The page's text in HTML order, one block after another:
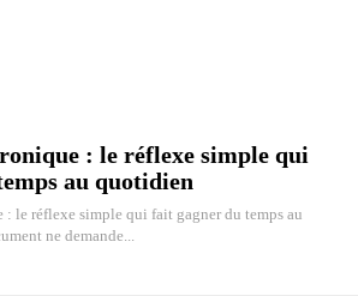
: le réflexe simple qui
au quotidien
le réflexe simple qui fait gagner du temps au
ne demande...